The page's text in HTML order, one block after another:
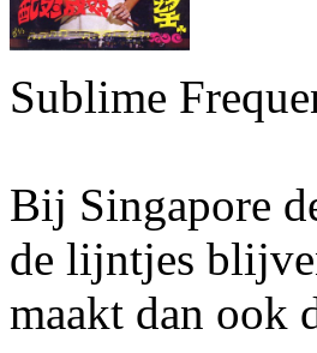
Sublime
Bij Singapore
de lijntjes
maakt dan ook